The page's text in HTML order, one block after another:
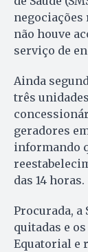
negociações
não houve
serviço de
Ainda
três
geradores
informando
das 14 horas.
Procurada, a
quitadas e
Equatorial e